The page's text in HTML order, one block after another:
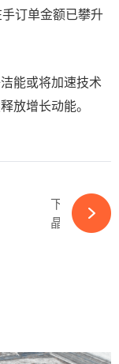
订单金额已攀升
能或将加速技术
增长动能。
下一篇
晶彩廿华 澳启新程丨晶澳二十周年庆暨企业家论坛圆满举行-ky体育APP官网下载